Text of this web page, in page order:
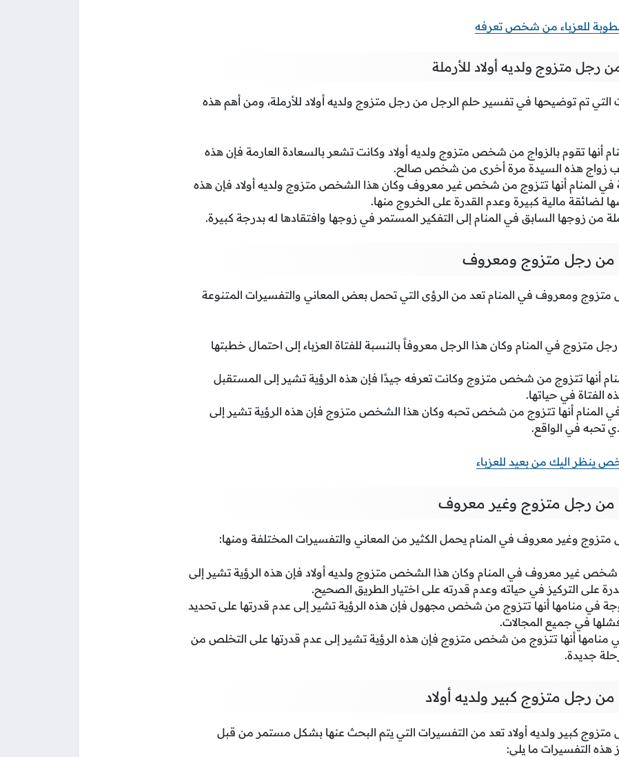
للعزباء من شخص تعرفه
رجل متزوج ولديه أولاد للأرملة
التي تم توضيحها في تفسير حلم الرجل من رجل متزوج ولديه أولاد للأرملة، ومن أهم هذه
أنها تقوم بالزواج من شخص متزوج ولديه أولاد وكانت تشعر بالسعادة العارمة فإن هذه
زواج هذه السيدة مرة أخرى من شخص صالح.
في المنام أنها تتزوج من شخص غير معروف وكان هذا الشخص متزوج ولديه أولاد فإن هذه
لضائقة مالية كبيرة وعدم القدرة على الخروج منها.
من زوجها السابق في المنام إلى التفكير المستمر في زوجها وافتقادها له بدرجة كبيرة.
من رجل متزوج ومعروف
ومعروف في المنام تعد من الرؤى التي تحمل بعض المعاني والتفسيرات المتنوعة
متزوج في المنام وكان هذا الرجل معروفاً بالنسبة للفتاة العزباء إلى احتمال خطبتها
أنها تتزوج من شخص متزوج وكانت تعرفه جيدًا فإن هذه الرؤية تشير إلى المستقبل
الفتاة في حياتها.
في المنام أنها تتزوج من شخص تحبه وكان هذا الشخص متزوج فإن هذه الرؤية تشير إلى
تحبه في الواقع.
ينظر اليك من بعيد للعزباء
من رجل متزوج وغير معروف
وغير معروف في المنام يحمل الكثير من المعاني والتفسيرات المختلفة ومنها:
شخص غير معروف في المنام وكان هذا الشخص متزوج ولديه أولاد فإن هذه الرؤية تشير إلى
على التركيز في حياته وعدم قدرته على اختيار الطريق الصحيح.
في منامها أنها تتزوج من شخص مجهول فإن هذه الرؤية تشير إلى عدم قدرتها على تحديد
في جميع المجالات.
منامها أنها تتزوج من شخص متزوج فإن هذه الرؤية تشير إلى عدم قدرتها على التخلص من
جديدة.
رجل متزوج كبير ولديه أولاد
كبير ولديه أولاد تعد من التفسيرات التي يتم البحث عنها بشكل مستمر من قبل
هذه التفسيرات ما يلي: